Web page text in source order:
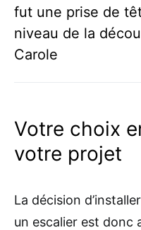
fut une prise de
niveau de la
Carole
Votre choix
votre projet
La décision
un escalier est donc